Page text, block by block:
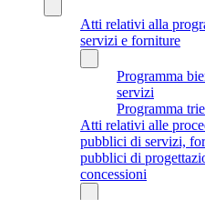
Atti relativi alla
servizi e forniture
Programma
servizi
Programma
Atti relativi alle
pubblici di servizi,
pubblici di
concessioni